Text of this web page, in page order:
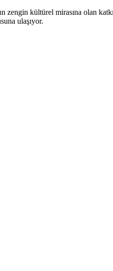
zengin kültürel mirasına olan
ulaşıyor.